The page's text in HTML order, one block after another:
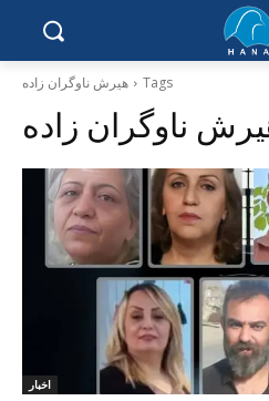
Tags هیرش ناوگران زادە
ناوگران زادە
اخبار